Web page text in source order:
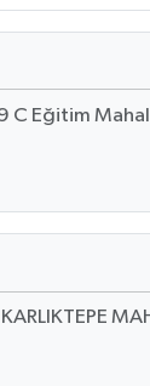
C Eğitim